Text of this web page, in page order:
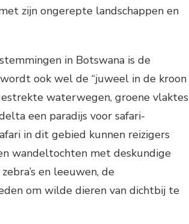
zijn ongerepte landschappen en
in Botswana is de
ook wel de “juweel in de kroon
waterwegen, groene vlaktes
een paradijs voor safari-
in dit gebied kunnen reizigers
wandeltochten met deskundige
en leeuwen, de
om wilde dieren van dichtbij te